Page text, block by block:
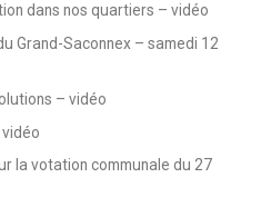
dans nos quartiers – vidéo
Grand-Saconnex – samedi 12
– vidéo
vidéo
la votation communale du 27